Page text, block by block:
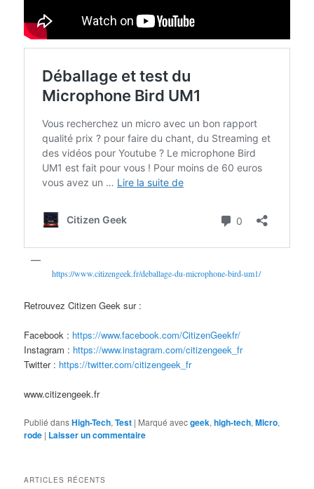
https://www.citizengeek.fr/deballage-du-microphone-bird-um1/
Retrouvez Citizen Geek sur :
Facebook : https://www.facebook.com/CitizenGeekfr/
Instagram : https://www.instagram.com/citizengeek_fr
Twitter : https://twitter.com/citizengeek_fr
www.citizengeek.fr
Publié dansHigh-Tech,Test | Marqué avecgeek,high-tech,Micro,
rode | Laisser un commentaire
ARTICLES RÉCENTS